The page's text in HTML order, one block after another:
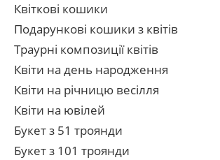
Квіткові кошики
Подарункові кошики з квітів
Траурні композиції квітів
Квіти на день народження
Квіти на річницю весілля
Квіти на ювілей
Букет з 51 троянди
Букет з 101 троянди